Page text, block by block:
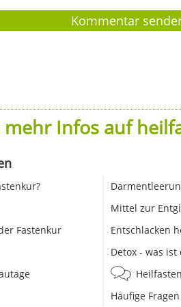
Infos auf
Fastenkur
Mittel zur
Entschlacken
Detox - was ist
Häufige